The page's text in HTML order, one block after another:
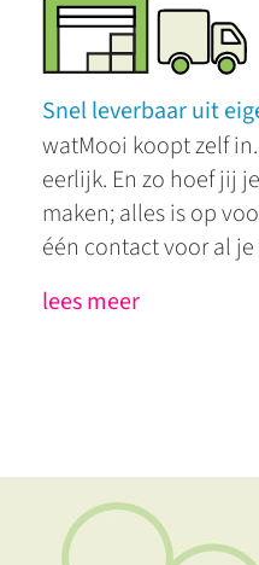
Snel leverbaar uit
watMooi koopt zelf
eerlijk. En zo hoef jij
maken; alles is op
één contact voor al je
lees meer